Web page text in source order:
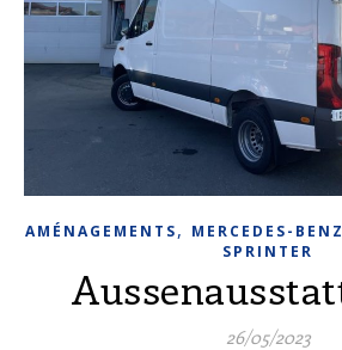
AMÉNAGEMENTS, MERCEDES-BENZ
SPRINTER
26/05/2023